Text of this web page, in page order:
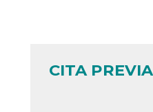
CITA PREVIA